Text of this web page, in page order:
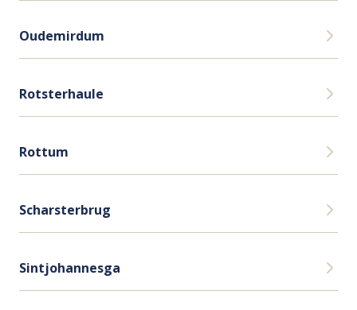
Oudemirdum
Rotsterhaule
Rottum
Scharsterbrug
Sintjohannesga